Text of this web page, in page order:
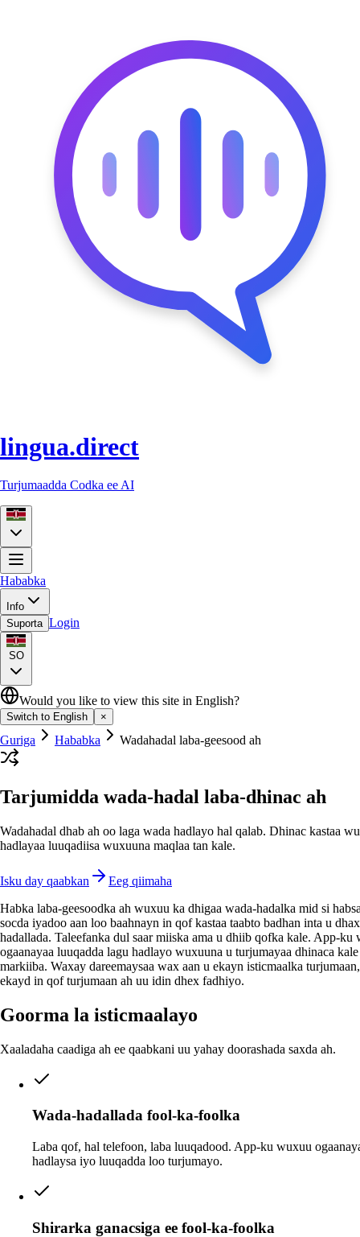
lingua.direct
Turjumaadda Codka ee AI
Hababka
Info
Suporta Login
SO
Would you like to view this site in English?
Switch to English ×
Guriga Hababka Wadahadal laba-geesood ah
Tarjumidda wada-hadal laba-dhinac ah
Wadahadal dhab ah oo laga wada hadlayo hal qalab. Dhinac kastaa
hadlayaa luuqadiisa wuxuuna maqlaa tan kale.
Isku day qaabkan
Eeg qiimaha
Habka laba-geesoodka ah wuxuu ka dhigaa wada-hadalka mid si
socda iyadoo aan loo baahnayn in qof kastaa taabto badhan inta u
hadallada. Taleefanka dul saar miiska ama u dhiib qofka kale. App-ku
ogaanayaa luuqadda lagu hadlayo wuxuuna u turjumayaa dhinaca
markiiba. Waxay dareemaysaa wax aan u ekayn isticmaalka
ekayd in qof turjumaan ah uu idin dhex fadhiyo.
Goorma la isticmaalayo
Xaaladaha caadiga ah ee qaabkani uu yahay doorashada saxda ah.
Wada-hadallada fool-ka-foolka
Laba qof, hal telefoon, laba luuqadood. App-ku wuxuu
hadlaysa iyo luuqadda loo turjumayo.
Shirarka ganacsiga ee fool-ka-foolka